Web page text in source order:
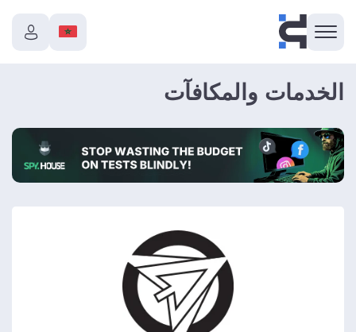
الخدمات والمكافآت